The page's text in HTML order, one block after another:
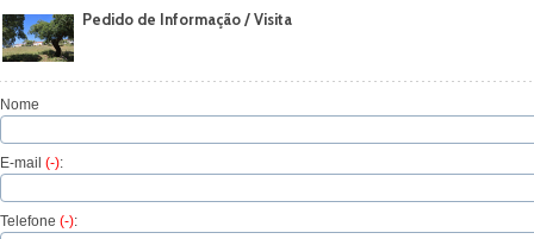
Pedido de Informação / Visita
Nome
E-mail (-):
Telefone (-):